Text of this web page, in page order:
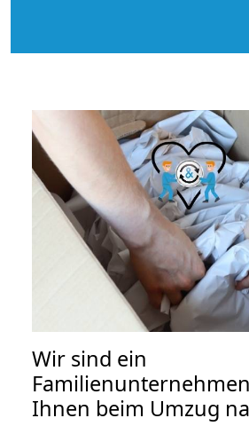
Wir sind ein
Ihnen beim Umzug